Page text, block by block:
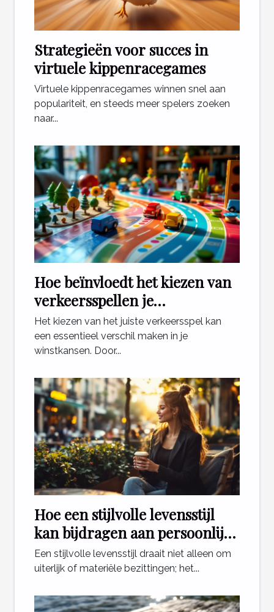
Strategieën voor succes in
virtuele kippenracegames
Virtuele kippenracegames winnen snel aan
populariteit, en steeds meer spelers zoeken
naar...
Hoe beïnvloedt het kiezen van
verkeersspellen je
winstkansen?
Het kiezen van het juiste verkeersspel kan
een essentieel verschil maken in je
winstkansen. Door...
Hoe een stijlvolle levensstijl
kan bijdragen aan persoonlijk
geluk?
Een stijlvolle levensstijl draait niet alleen om
uiterlijk of materiële bezittingen; het...